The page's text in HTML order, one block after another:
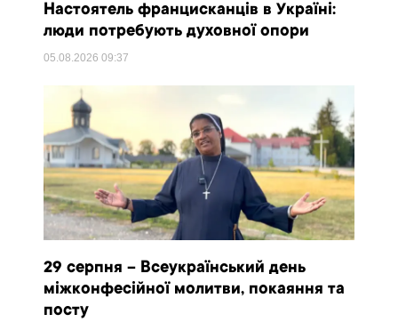
Настоятель францисканців в Україні:
люди потребують духовної опори
05.08.202609:37
29 серпня – Всеукраїнський день
міжконфесійної молитви, покаяння та
посту